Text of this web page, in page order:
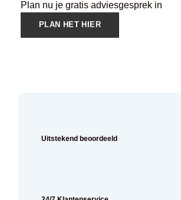
Plan nu je gratis adviesgesprek in
PLAN HET HIER
Uitstekend beoordeeld